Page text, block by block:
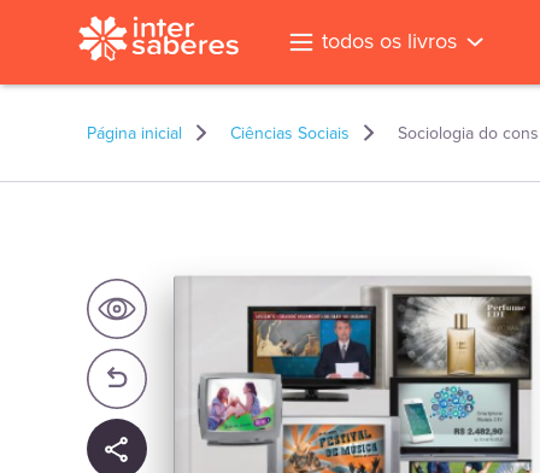
todos os livros
Página inicial Ciências Sociais Sociologia do